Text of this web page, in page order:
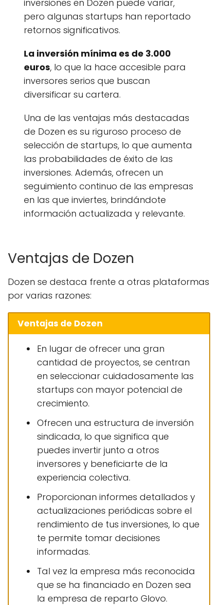
inversiones en Dozen puede variar,
pero algunas startups han reportado
retornos significativos.
La inversión mínima es de 3.000
euros, lo que la hace accesible para
inversores serios que buscan
diversificar su cartera.
Una de las ventajas más destacadas
de Dozen es su riguroso proceso de
selección de startups, lo que aumenta
las probabilidades de éxito de las
inversiones. Además, ofrecen un
seguimiento continuo de las empresas
en las que inviertes, brindándote
información actualizada y relevante.
Ventajas de Dozen
Dozen se destaca frente a otras plataformas
por varias razones:
Ventajas de Dozen
En lugar de ofrecer una gran
cantidad de proyectos, se centran
en seleccionar cuidadosamente las
startups con mayor potencial de
crecimiento.
Ofrecen una estructura de inversión
sindicada, lo que significa que
puedes invertir junto a otros
inversores y beneficiarte de la
experiencia colectiva.
Proporcionan informes detallados y
actualizaciones periódicas sobre el
rendimiento de tus inversiones, lo que
te permite tomar decisiones
informadas.
Tal vez la empresa más reconocida
que se ha financiado en Dozen sea
la empresa de reparto Glovo.